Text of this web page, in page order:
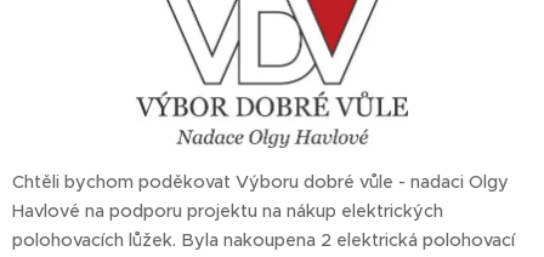
Chtěli bychom poděkovat Výboru dobré vůle - nadaci Olgy
Havlové na podporu projektu na nákup elektrických
polohovacích lůžek. Byla nakoupena 2 elektrická polohovací